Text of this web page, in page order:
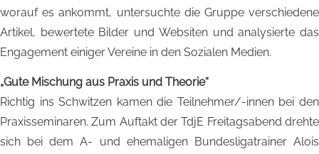
worauf es ankommt, untersuchte die Gruppe verschiedene
Artikel, bewertete Bilder und Websiten und analysierte das
Engagement einiger Vereine in den Sozialen Medien.
„Gute Mischung aus Praxis und Theorie“
Richtig ins Schwitzen kamen die Teilnehmer/-innen bei den
Praxisseminaren. Zum Auftakt der TdjE Freitagsabend drehte
sich bei dem A- und ehemaligen Bundesligatrainer Alois